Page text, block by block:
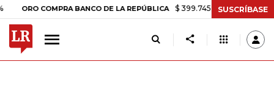
COMPRA BANCO DE LA REPÚBLICA $ 399.745,16 +$ 2.295,71 +0,58%
SUSCRÍBASE